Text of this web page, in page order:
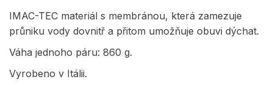
IMAC-TEC materiál s membránou, která zamezuje
průniku vody dovnitř a přitom umožňuje obuvi dýchat.
Váha jednoho páru: 860 g.
Vyrobeno v Itálii.